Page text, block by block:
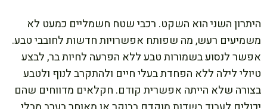
היתרון השני הוא השקט. רכבי שטח חשמליים כמעט לא
משמיעים רעש, מה שפותח אפשרויות חדשות לחובבי טבע.
אפשר לנסוע בשמורות טבע ללא הפרעה לחיות בר, לבצע
טיולי לילה ללא הפחדת בעלי חיים ולהתקרב לנוף ולטבע
בצורה שלא הייתה אפשרית קודם. חקלאים מדווחים שהם